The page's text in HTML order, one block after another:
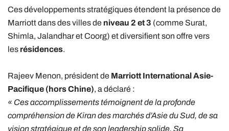
Ces développements stratégiques étendent la présence de
Marriott dans des villes de niveau 2 et 3 (comme Surat,
Shimla, Jalandhar et Coorg) et diversifient son offre vers
les résidences.
Rajeev Menon, président de Marriott International Asie-
Pacifique (hors Chine), a déclaré :
« Ces accomplissements témoignent de la profonde
compréhension de Kiran des marchés d’Asie du Sud, de sa
vision stratégique et de son leadership solide. Sa